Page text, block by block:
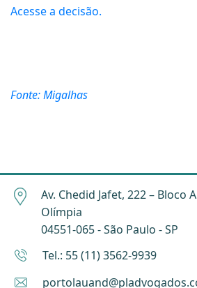
Acesse a decisão.
Fonte: Migalhas
Av. Chedid Jafet, 222 – Bloco
Olímpia
04551-065 - São Paulo - SP
Tel.: 55 (11) 3562-9939